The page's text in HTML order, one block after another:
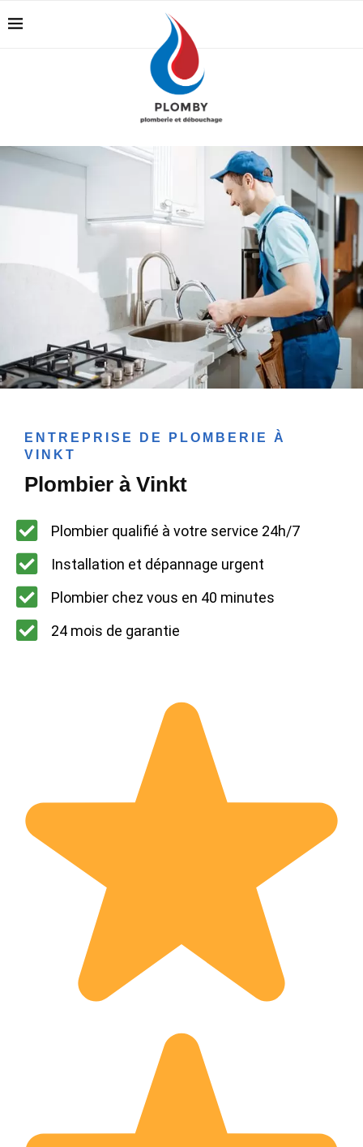
ENTREPRISE DE PLOMBERIE À
VINKT
Plombier à Vinkt
Plombier qualifié à votre service 24h/7
Installation et dépannage urgent
Plombier chez vous en 40 minutes
24 mois de garantie